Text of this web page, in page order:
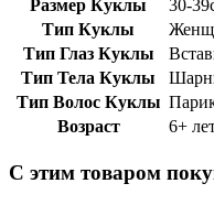
Размер Куклы
30-
Тип Куклы
Тип Глаз Куклы
Тип Тела Куклы
Тип Волос Куклы
Возраст
6+
С этим товаром